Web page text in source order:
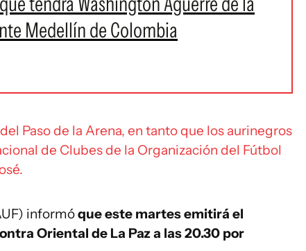
Medellín de Colombia
Paso de la Arena, en tanto que los aurinegros
de Clubes de la Organización del Fútbol
informóque este martes emitirá el
Oriental de La Paz a las 20.30 por